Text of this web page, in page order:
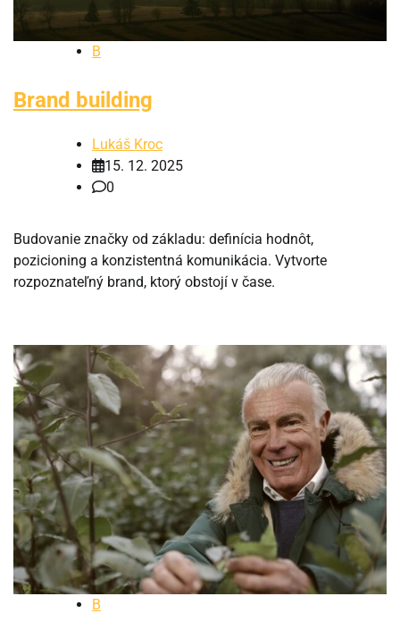
B
Brand building
Lukáš Kroc
15. 12. 2025
0
Budovanie značky od základu: definícia hodnôt,
pozicioning a konzistentná komunikácia. Vytvorte
rozpoznateľný brand, ktorý obstojí v čase.
B